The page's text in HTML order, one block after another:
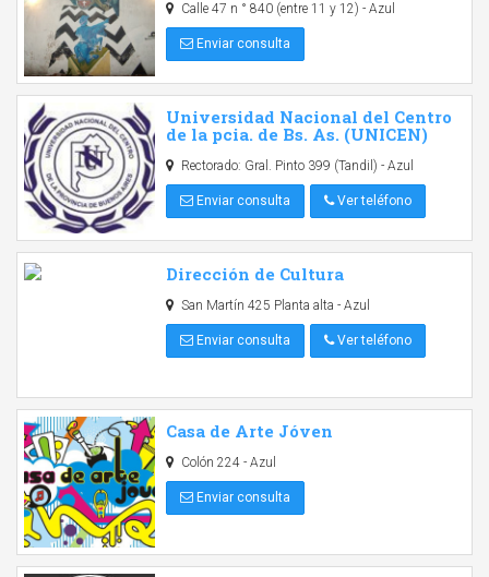
Calle 47 n ° 840 (entre 11 y 12) - Azul
Enviar consulta
Universidad Nacional del Centro
de la pcia. de Bs. As. (UNICEN)
Rectorado: Gral. Pinto 399 (Tandil) - Azul
Enviar consulta Ver teléfono
Dirección de Cultura
San Martín 425 Planta alta - Azul
Enviar consulta Ver teléfono
Casa de Arte Jóven
Colón 224 - Azul
Enviar consulta